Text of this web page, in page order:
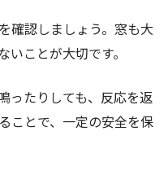
を確認しましょう。窓も大
ことが大切です。
ったりしても、反応を返
ことで、一定の安全を保